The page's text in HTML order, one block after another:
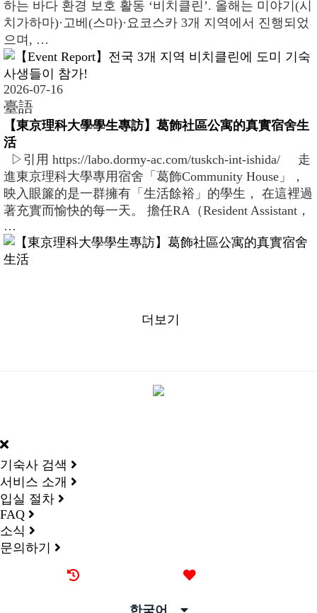
하는 바다 환경 보호 활동 ‘비치클린’. 올해는 미야기(시
치가하마)·고베(스마)·요코스카 3개 지역에서 진행되었
으며, …
2026-07-16
臺語
【東京理科大學學生專訪】葛飾社區公寓的真實宿舍生
活
▷引用 https://labo.dormy-ac.com/tuskch-int-ishida/ 走
進東京理科大學專用宿舍「葛飾Community House」，
映入眼簾的是一群擁有「生活餘裕」的學生， 在這裡過
著充實而愉快的每一天。 擔任RA（Resident Assistant，
…
더보기
기숙사 검색
서비스 소개
입실 절차
FAQ
소식
문의하기
한국어